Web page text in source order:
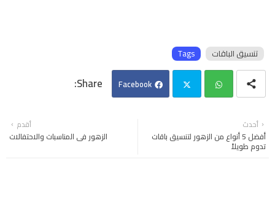
Tags تنسيق الباقات
Facebook
tter
ats
أحدث
أفضل 5 أنواع من الزهور لتنسيق باقات
تدوم طويلاً
أقدم
الزهور في المناسبات والاحتفالات